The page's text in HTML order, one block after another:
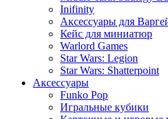
Inifinity
Аксессуары для
Кейс для миниатюр
Warlord Games
Star Wars: Legion
Star Wars: Shatterpoint
Аксессуары
Funko Pop
Игральные кубики